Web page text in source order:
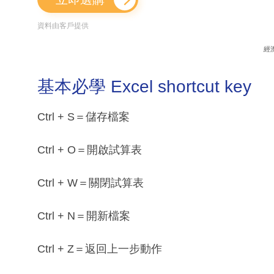
資料由客戶提供
經
基本必學 Excel shortcut key
Ctrl + S＝儲存檔案
Ctrl + O＝開啟試算表
Ctrl + W＝關閉試算表
Ctrl + N＝開新檔案
Ctrl + Z＝返回上一步動作